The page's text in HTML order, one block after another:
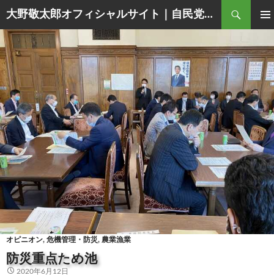
大野敬太郎オフィシャルサイト｜自民党香川３区衆議院議員
Search
TO
CONTENT
オピニオン, 危機管理・防災, 農業漁業
防災重点ため池
2020年6月12日